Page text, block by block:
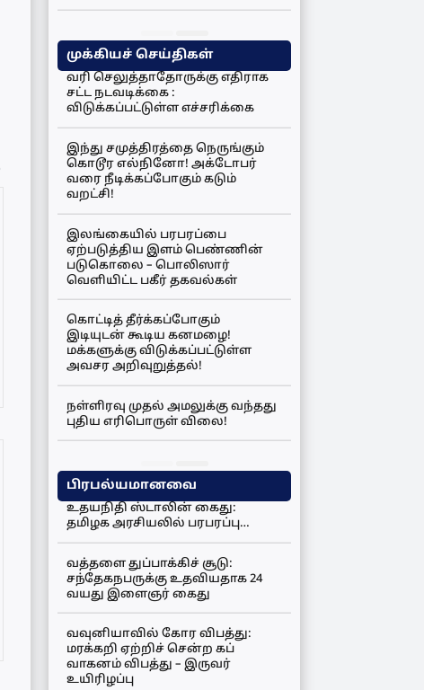
முக்கியச் செய்திகள்
வரி செலுத்தாதோருக்கு எதிராக
சட்ட நடவடிக்கை :
விடுக்கப்பட்டுள்ள எச்சரிக்கை
இந்து சமுத்திரத்தை நெருங்கும்
கொடூர எல்நினோ! அக்டோபர்
வரை நீடிக்கப்போகும் கடும்
வறட்சி!
இலங்கையில் பரபரப்பை
ஏற்படுத்திய இளம் பெண்ணின்
படுகொலை – பொலிஸார்
வெளியிட்ட பகீர் தகவல்கள்
கொட்டித் தீர்க்கப்போகும்
இடியுடன் கூடிய கனமழை!
மக்களுக்கு விடுக்கப்பட்டுள்ள
அவசர அறிவுறுத்தல்!
நள்ளிரவு முதல் அமலுக்கு வந்தது
புதிய எரிபொருள் விலை!
பிரபல்யமானவை
உதயநிதி ஸ்டாலின் கைது:
தமிழக அரசியலில் பரபரப்பு…
வத்தளை துப்பாக்கிச் சூடு:
சந்தேகநபருக்கு உதவியதாக 24
வயது இளைஞர் கைது
வவுனியாவில் கோர விபத்து:
மரக்கறி ஏற்றிச் சென்ற கப்
வாகனம் விபத்து – இருவர்
உயிரிழப்பு